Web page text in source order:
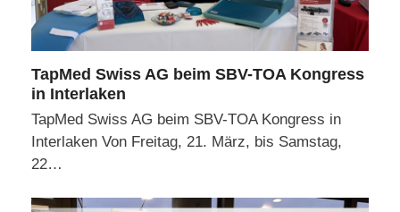
TapMed Swiss AG beim SBV-TOA Kongress
in Interlaken
TapMed Swiss AG beim SBV-TOA Kongress in
Interlaken Von Freitag, 21. März, bis Samstag,
22…